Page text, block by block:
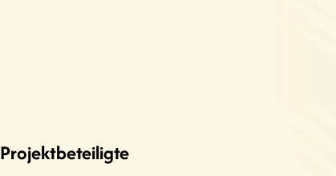
Projektbeteiligte